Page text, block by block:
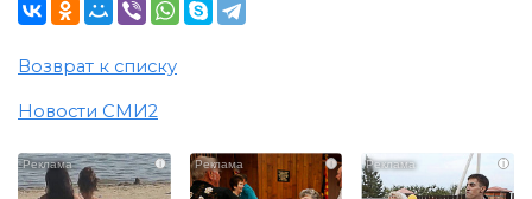
Возврат к списку
Новости СМИ2
i i i